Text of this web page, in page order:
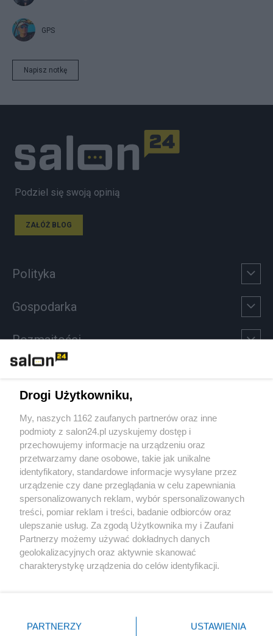
GPS
Napisz notkę
Podziel się swoją opinią
ZAŁÓŻ BLOG
Polityka
Gospodarka
Rozmaitości
Sport
Społeczeństwo
Kultura
X Facebook Instagram Youtube
Drogi Użytkowniku,
My, naszych 1162 zaufanych partnerów oraz inne
podmioty z salon24.pl uzyskujemy dostęp i
przechowujemy informacje na urządzeniu oraz
przetwarzamy dane osobowe, takie jak unikalne
identyfikatory, standardowe informacje wysyłane przez
urządzenie czy dane przeglądania w celu zapewniania
spersonalizowanych reklam, wybór spersonalizowanych
treści, pomiar reklam i treści, badanie odbiorców oraz
ulepszanie usług. Za zgodą Użytkownika my i Zaufani
Partnerzy możemy używać dokładnych danych
geolokalizacyjnych oraz aktywnie skanować
charakterystykę urządzenia do celów identyfikacji.
zmienić/wycofać klikając przycisk ustawień prywatności
PARTNERZY USTAWIENIA